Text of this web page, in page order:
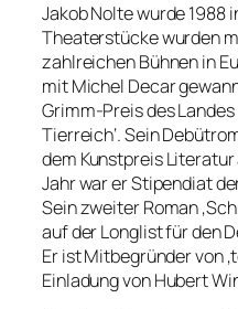
Jakob Nolte wurde 1988
Theaterstücke wurden
zahlreichen Bühnen in
mit Michel Decar
Grimm-Preis des
Tierreich‘. Sein
dem Kunstpreis
Jahr war er Stipendiat
Sein zweiter Roman
auf der Longlist für den
Er ist Mitbegründer von
Einladung von Hubert